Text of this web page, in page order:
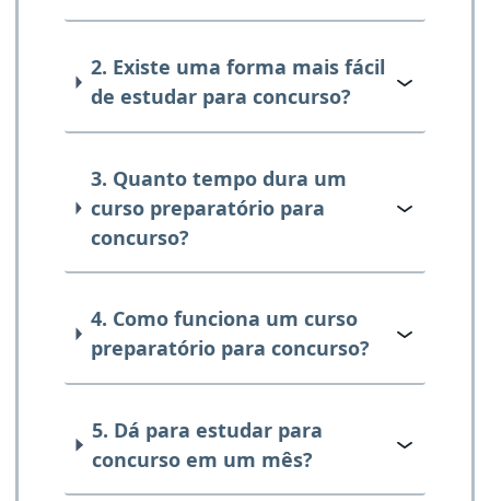
2. Existe uma forma mais fácil
de estudar para concurso?
3. Quanto tempo dura um
curso preparatório para
concurso?
4. Como funciona um curso
preparatório para concurso?
5. Dá para estudar para
concurso em um mês?